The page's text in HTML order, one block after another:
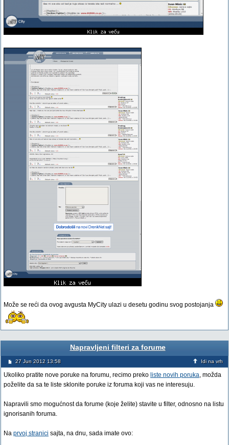
Može se reći da ovog avgusta MyCity ulazi u desetu godinu svog postojanja
Napravljeni filteri za forume
27 Jun 2012 13:58 Idi na vrh
Ukoliko pratite nove poruke na forumu, recimo preko liste novih poruka, možda
poželite da sa te liste sklonite poruke iz foruma koji vas ne interesuju.
Napravili smo mogućnost da forume (koje želite) stavite u filter, odnosno na listu
ignorisanih foruma.
Na prvoj stranici sajta, na dnu, sada imate ovo: